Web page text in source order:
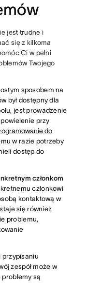
jest trudne i
się z kilkoma
Ci w pełni
Twojego
sposobem na
był dostępny dla
jest prowadzenie
przy
do
w razie potrzeby
dostęp do
członkom
członkowi
kontaktową w
się również
problemu,
przypisaniu
zespół może w
są